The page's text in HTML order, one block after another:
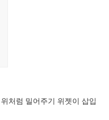
처럼 밀어주기 위젯이 삽입